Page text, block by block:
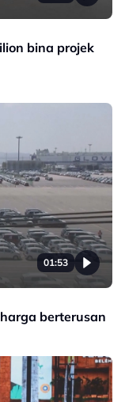
bina projek
01:53
berterusan